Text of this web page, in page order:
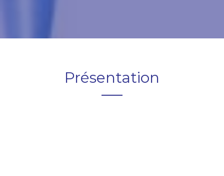
Présentation